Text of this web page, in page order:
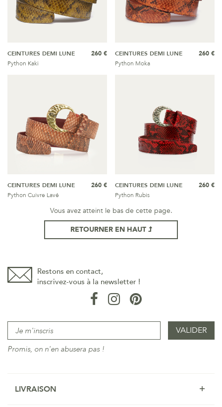
CEINTURES DEMI LUNE
Python Kaki
260 €
CEINTURES DEMI LUNE
Python Moka
260 €
CEINTURES DEMI LUNE
Python Cuivre Lavé
260 €
CEINTURES DEMI LUNE
Python Rubis
260 €
Vous avez atteint le bas de cette page.
RETOURNER EN HAUT
Restons en contact,
inscrivez-vous à la newsletter !
Promis, on n'en abusera pas !
LIVRAISON